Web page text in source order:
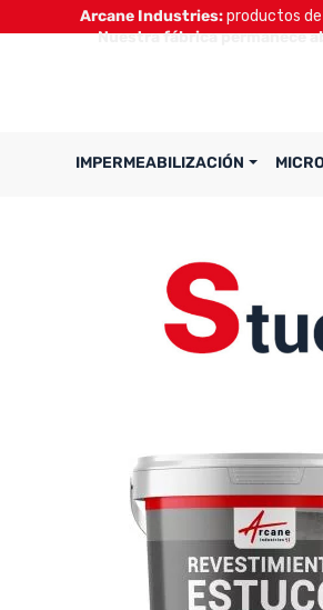
Arcane Industries:productos
Nuestra fábrica permanece
IMPERMEABILIZACIÓN